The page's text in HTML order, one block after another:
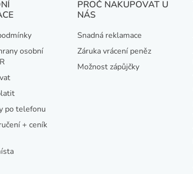
osobní
po telefonu
+ ceník
PROČ NAKUPOVAT U
NÁS
Snadná reklamace
Záruka vrácení peněz
Možnost zápůjčky